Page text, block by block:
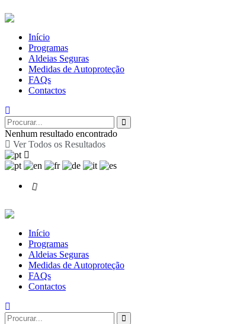
Início
Programas
Aldeias Seguras
Medidas de Autoproteção
FAQs
Contactos
Nenhum resultado encontrado
Ver Todos os Resultados
Início
Programas
Aldeias Seguras
Medidas de Autoproteção
FAQs
Contactos